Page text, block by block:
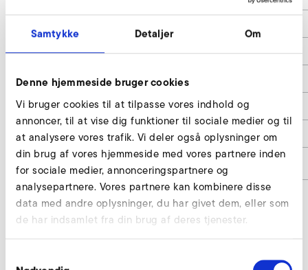
Samtykke Detaljer Om
Denne hjemmeside bruger cookies
Vi bruger cookies til at tilpasse vores indhold og
annoncer, til at vise dig funktioner til sociale medier og til
at analysere vores trafik. Vi deler også oplysninger om
din brug af vores hjemmeside med vores partnere inden
for sociale medier, annonceringspartnere og
analysepartnere. Vores partnere kan kombinere disse
data med andre oplysninger, du har givet dem, eller som
de har indsamlet fra din brug af deres tjenester.
h1
h2
h3
h4
Artikelnummer
140
75
142
9000542